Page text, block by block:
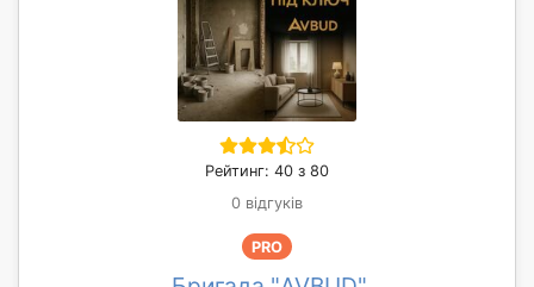
Рейтинг: 40 з 80
0 відгуків
PRO